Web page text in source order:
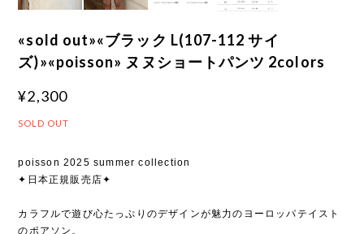
«sold out»«ブラック L(107-112 サイ
ズ)»«poisson» ヌヌショートパンツ 2colors
¥2,300
SOLD OUT
poisson 2025 summer collection
✦日本正規販売店✦
カラフルで遊び心たっぷりのデザインが魅力のヨーロッパテイスト
のポアソン。